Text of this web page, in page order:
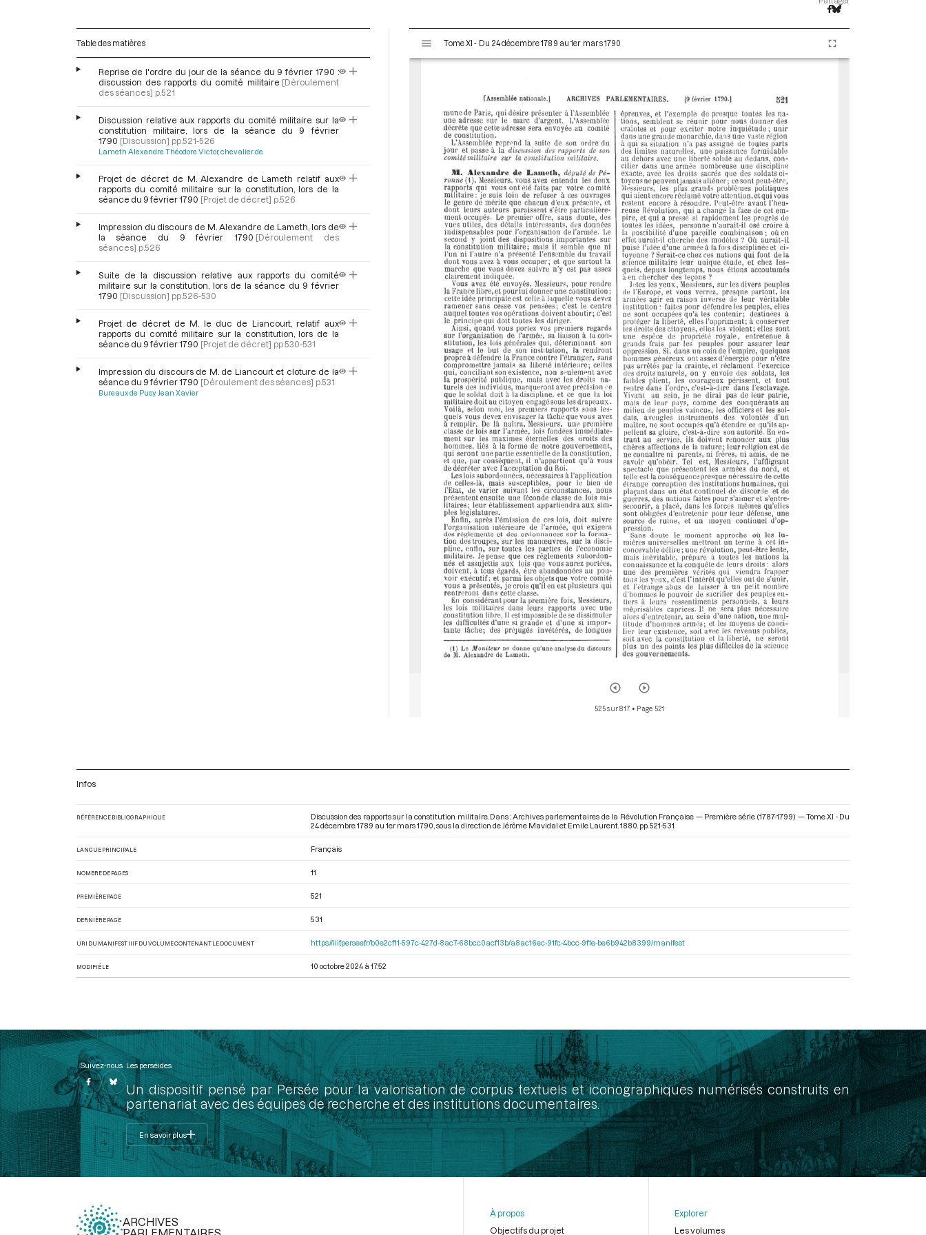
Table des matières
Reprise de l'ordre du jour de la séance du 9 février 1790 :
discussion des rapports du comité militaire [Déroulement
des séances] p.521
Discussion relative aux rapports du comité militaire sur la
constitution militaire, lors de la séance du 9 février
1790 [Discussion] pp.521-526
Lameth Alexandre Théodore Victor, chevalier de
Projet de décret de M. Alexandre de Lameth relatif aux
rapports du comité militaire sur la constitution, lors de la
séance du 9 février 1790 [Projet de décret] p.526
Impression du discours de M. Alexandre de Lameth, lors de
la séance du 9 février 1790 [Déroulement des
séances] p.526
Suite de la discussion relative aux rapports du comité
militaire sur la constitution, lors de la séance du 9 février
1790 [Discussion] pp.526-530
Projet de décret de M. le duc de Liancourt, relatif aux
rapports du comité militaire sur la constitution, lors de la
séance du 9 février 1790 [Projet de décret] pp.530-531
Impression du discours de M. de Liancourt et cloture de la
séance du 9 février 1790 [Déroulement des séances] p.531
Bureaux de Pusy Jean Xavier
s
Tome XI - Du 24 décembre 1789 au 1er mars 1790
525 sur 817 • Page 521
Infos
RÉFÉRENCE BIBLIOGRAPHIQUE
Discussion des rapports sur la constitution militaire. Dans : Archives parlementaires de la Révolution Française — Première série (1787-1799) — Tome XI - Du
24 décembre 1789 au 1er mars 1790 , sous la direction de Jérôme Mavidal et Emile Laurent. 1880. pp. 521-531.
LANGUE PRINCIPALE Français
NOMBRE DE PAGES 11
PREMIÈRE PAGE 521
DERNIÈRE PAGE 531
URI DU MANIFEST IIIF DU VOLUME CONTENANT LE DOCUMENT https://iiif.persee.fr/b0e2cf11-597c-427d-8ac7-68bcc0acf13b/a8ac16ec-91fc-4bcc-9f1e-be6b942b8399/manifest
MODIFIÉ LE 10 octobre 2024 à 17:52
Suivez-nous Les perséides
Un dispositif pensé par Persée pour la valorisation de corpus textuels et iconographiques numérisés construits en
partenariat avec des équipes de recherche et des institutions documentaires.
En savoir plus
ARCHIVES
À propos
Objectifs du projet
Explorer
Les volumes